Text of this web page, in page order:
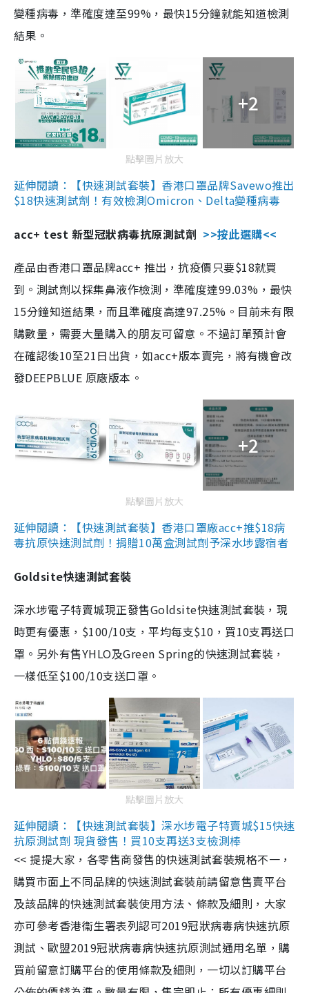
變種病毒，準確度達至99%，最快15分鐘就能知道檢測
結果。
+2
點擊圖片放大
延伸閱讀：【快速測試套裝】香港口罩品牌Savewo推出
$18快速測試劑！有效檢測Omicron、Delta變種病毒
acc+ test 新型冠狀病毒抗原測試劑 >>按此選購<<
產品由香港口罩品牌acc+ 推出，抗疫價只要$18就買
到。測試劑以採集鼻液作檢測，準確度達99.03%，最快
15分鐘知道結果，而且準確度高達97.25%。目前未有限
購數量，需要大量購入的朋友可留意。不過訂單預計會
在確認後10至21日出貨，如acc+版本賣完，將有機會改
發DEEPBLUE 原廠版本。
+2
點擊圖片放大
延伸閱讀：【快速測試套裝】香港口罩廠acc+推$18病
毒抗原快速測試劑！捐贈10萬盒測試劑予深水埗露宿者
Goldsite快速測試套裝
深水埗電子特賣城現正發售Goldsite快速測試套裝，現
時更有優惠，$100/10支，平均每支$10，買10支再送口
罩。另外有售YHLO及Green Spring的快速測試套裝，
一樣低至$100/10支送口罩。
點擊圖片放大
延伸閱讀：【快速測試套裝】深水埗電子特賣城$15快速
抗原測試劑 現貨發售！買10支再送3支檢測棒
<< 提提大家，各零售商發售的快速測試套裝規格不一，
購買市面上不同品牌的快速測試套裝前請留意售賣平台
及該品牌的快速測試套裝使用方法、條款及細則，大家
亦可參考香港衞生署表列認可2019冠狀病毒病快速抗原
測試、歐盟2019冠狀病毒病快速抗原測試通用名單，購
買前留意訂購平台的使用條款及細則，一切以訂購平台